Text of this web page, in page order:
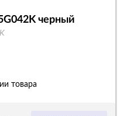
черный
товара